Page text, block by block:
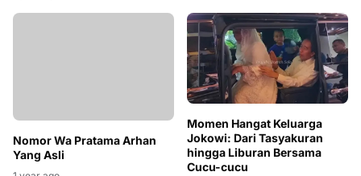
Yang Asli
Momen Hangat Keluarga
Jokowi: Dari Tasyakuran
hingga Liburan Bersama
Cucu-cucu